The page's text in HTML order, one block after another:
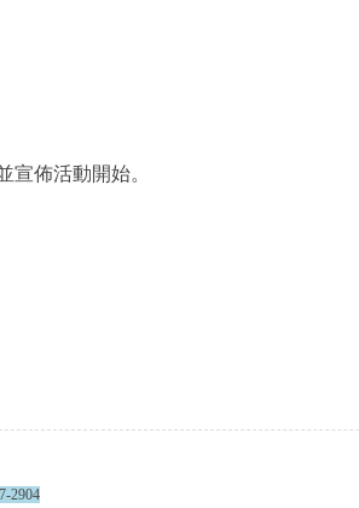
宣佈活動開始。
2904